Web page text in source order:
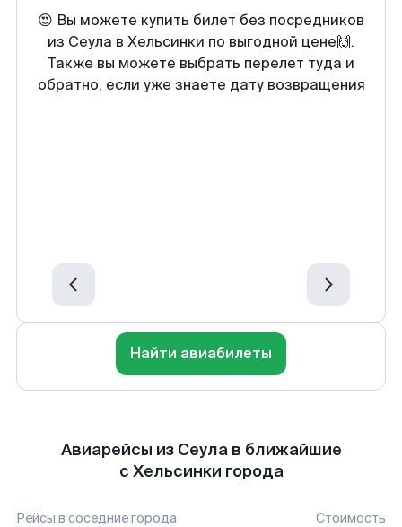
😍 Вы можете купить билет без посредников
из Сеула в Хельсинки по выгодной цене🙌.
Также вы можете выбрать перелет туда и
обратно, если уже знаете дату возвращения
Найти авиабилеты
Авиарейсы из Сеула в ближайшие
с Хельсинки города
Рейсы в соседние города Стоимость